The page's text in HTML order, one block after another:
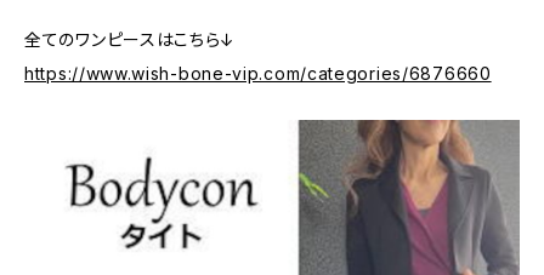
全てのワンピースはこちら↓
https://www.wish-bone-vip.com/categories/6876660